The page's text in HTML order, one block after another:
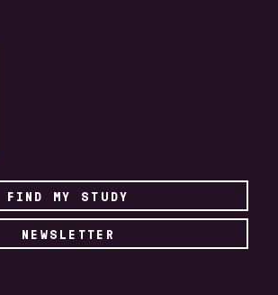
FIND MY STUDY
NEWSLETTER